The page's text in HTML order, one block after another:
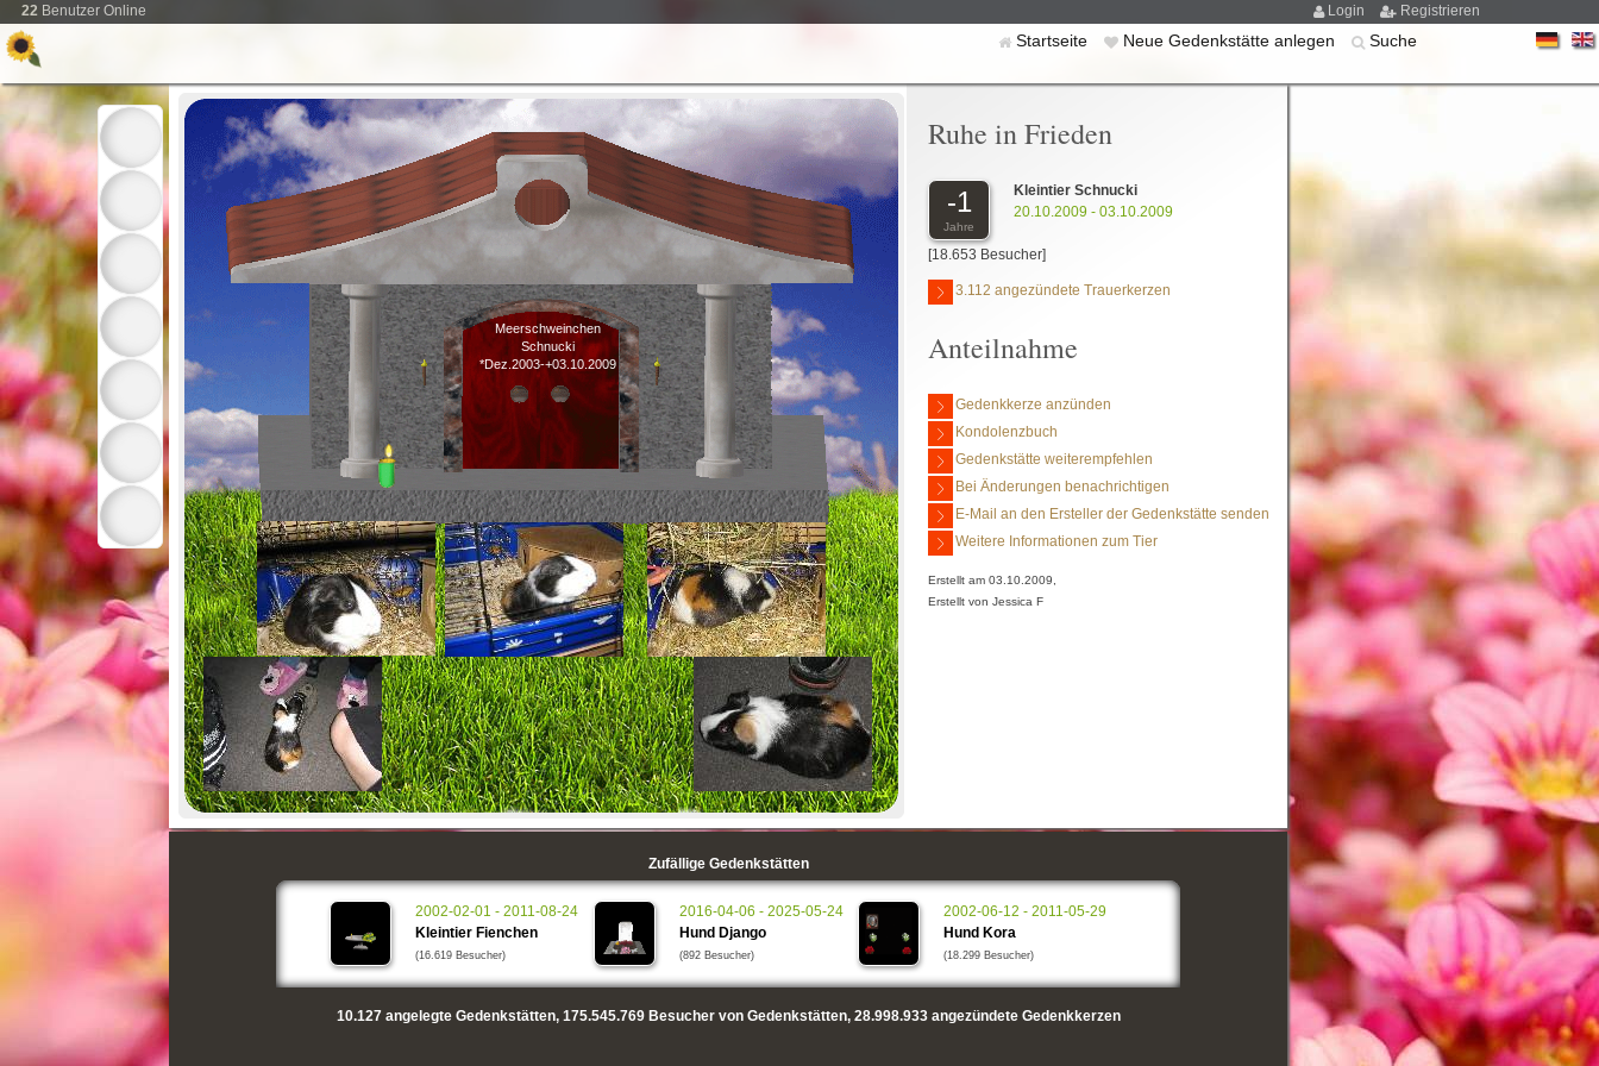
22 Benutzer Online Login Registrieren
Startseite Neue Gedenkstätte anlegen Suche
Meerschweinchen
Schnucki
*Dez.2003-+03.10.2009
Ruhe in Frieden
-1
Jahre
Kleintier Schnucki
20.10.2009 - 03.10.2009
[18.653 Besucher]
3.112 angezündete Trauerkerzen
Anteilnahme
Gedenkkerze anzünden
Kondolenzbuch
Gedenkstätte weiterempfehlen
Bei Änderungen benachrichtigen
E-Mail an den Ersteller der Gedenkstätte senden
Weitere Informationen zum Tier
Erstellt am 03.10.2009,
Erstellt von Jessica F
Zufällige Gedenkstätten
2002-02-01 - 2011-08-24
Kleintier Fienchen
(16.619 Besucher)
2016-04-06 - 2025-05-24
Hund Django
(892 Besucher)
2002-06-12 - 2011-05-29
Hund Kora
(18.299 Besucher)
10.127angelegte Gedenkstätten, 175.545.769Besucher von Gedenkstätten, 28.998.933angezündete Gedenkkerzen